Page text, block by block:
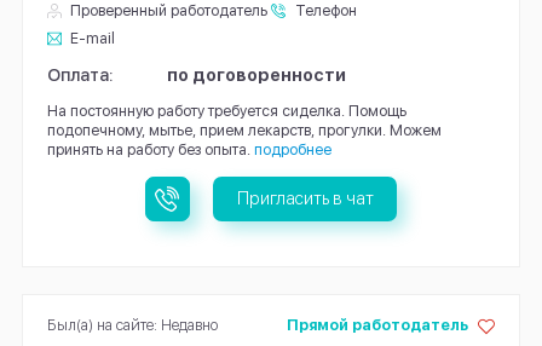
Проверенный работодатель
Телефон
E-mail
Оплата: по договоренности
На постоянную работу требуется сиделка. Помощь
подопечному, мытье, прием лекарств, прогулки. Можем
принять на работу без опыта. подробнее
Пригласить в чат
Прямой работодатель
Был(а) на сайте: Недавно